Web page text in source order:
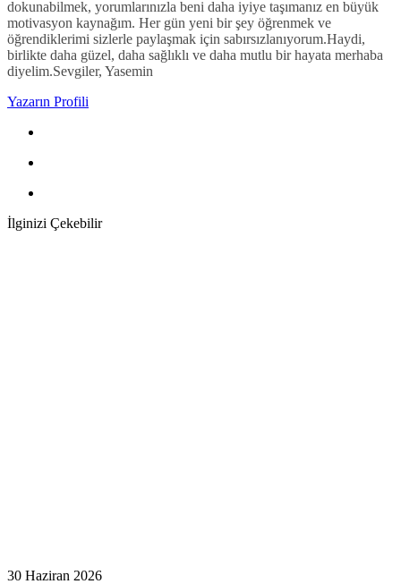
dokunabilmek, yorumlarınızla beni daha iyiye taşımanız en büyük
motivasyon kaynağım. Her gün yeni bir şey öğrenmek ve
öğrendiklerimi sizlerle paylaşmak için sabırsızlanıyorum.Haydi,
birlikte daha güzel, daha sağlıklı ve daha mutlu bir hayata merhaba
diyelim.Sevgiler, Yasemin
Yazarın Profili
İlginizi Çekebilir
30 Haziran 2026